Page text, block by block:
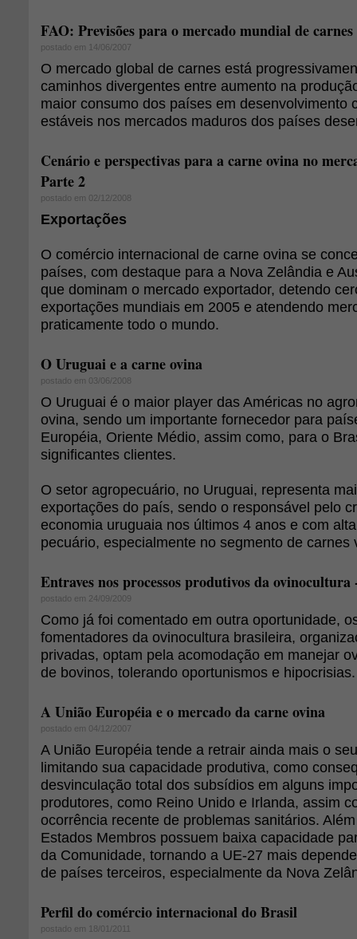
FAO: Previsões para o mercado mundial de carnes
postado em 14/06/2007
O mercado global de carnes está
caminhos divergentes entre aumento na
maior consumo dos países em desenvolvimento
estáveis nos mercados maduros dos países
Cenário e perspectivas para a carne ovina no
Parte 2
postado em 02/12/2008
Exportações
O comércio internacional de carne ovina se
países, com destaque para a Nova Zelândia e
que dominam o mercado exportador, detendo
exportações mundiais em 2005 e atendendo
praticamente todo o mundo.
O Uruguai e a carne ovina
postado em 03/06/2008
O Uruguai é o maior player das Américas no
ovina, sendo um importante fornecedor para
Européia, Oriente Médio, assim como, para o
significantes clientes.
O setor agropecuário, no Uruguai, representa
exportações do país, sendo o responsável pelo
economia uruguaia nos últimos 4 anos e com
pecuário, especialmente no segmento de carnes
Entraves nos processos produtivos da
postado em 24/09/2009
Como já foi comentado em outra oportunidade,
fomentadores da ovinocultura brasileira,
privadas, optam pela acomodação em manejar
de bovinos, tolerando oportunismos e hipocrisias.
A União Européia e o mercado da carne ovina
postado em 04/12/2007
A União Européia tende a retrair ainda mais o
limitando sua capacidade produtiva, como
desvinculação total dos subsídios em alguns
produtores, como Reino Unido e Irlanda, assim
ocorrência recente de problemas sanitários.
Estados Membros possuem baixa capacidade
da Comunidade, tornando a UE-27 mais
de países terceiros, especialmente da Nova
Perfil do comércio internacional do Brasil
postado em 18/01/2011